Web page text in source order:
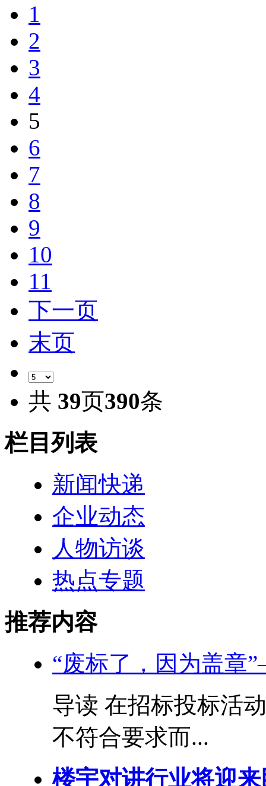
1
2
3
4
5
6
7
8
9
10
11
下一页
末页
共 39页390条
栏目列表
新闻快递
企业动态
人物访谈
热点专题
推荐内容
“废标了，因为盖
导读 在招标投标活
不符合要求而...
楼宇对讲行业将迎